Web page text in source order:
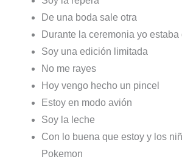
De una boda sale otra
Durante la ceremonia yo estaba
Soy una edición limitada
No me rayes
Hoy vengo hecho un pincel
Estoy en modo avión
Soy la leche
Con lo buena que estoy y los
Pokemon